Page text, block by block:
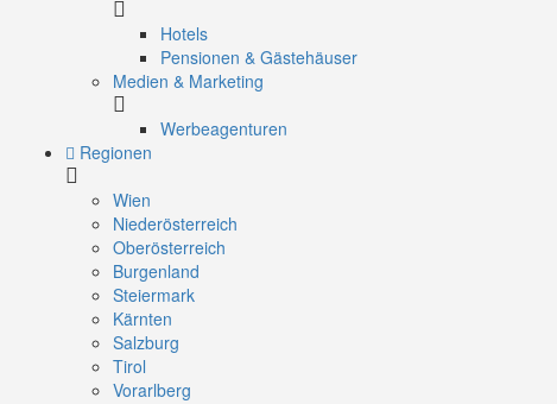
Hotels
Pensionen & Gästehäuser
Medien & Marketing
Werbeagenturen
Regionen
Wien
Niederösterreich
Oberösterreich
Burgenland
Steiermark
Kärnten
Salzburg
Tirol
Vorarlberg